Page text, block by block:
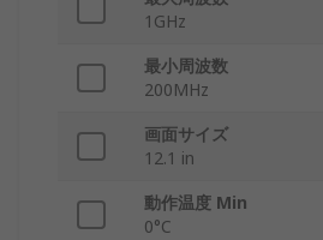
1GHz
最小周波数
200MHz
画面サイズ
12.1 in
動作温度 Min
0°C